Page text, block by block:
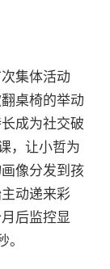
集体活动
桌椅的举动
成为社交破
，让小哲为
像分发到孩
动递来彩
后监控显